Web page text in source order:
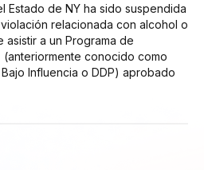
Estado de NY ha sido suspendida
relacionada con alcohol o
a un Programa de
conocido como
Influencia o DDP) aprobado